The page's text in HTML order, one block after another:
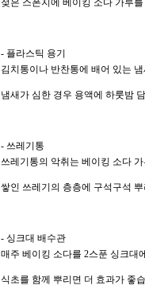
젖은 스폰지에 베이킹 소다 가루
- 플라스틱 용기
김치통이나 반찬통에 배어 있는
냄새가 심한 경우 용액에 하룻밤
- 쓰레기통
쓰레기통의 악취는 베이킹 소다
쌓인 쓰레기의 층층에 구석구석
- 싱크대 배수관
매주 베이킹 소다를 2스푼 싱크대
식초를 함께 뿌리면 더 효과가 좋